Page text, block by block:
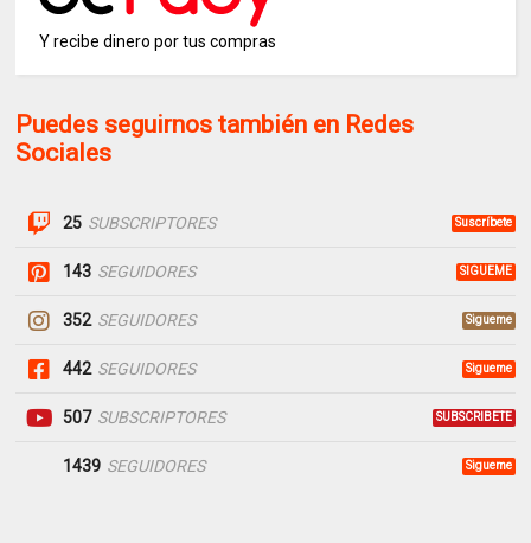
Y recibe dinero por tus compras
Puedes seguirnos también en Redes
Sociales
25 SUBSCRIPTORES Suscríbete
143 SEGUIDORES SIGUEME
352 SEGUIDORES Sigueme
442 SEGUIDORES Sigueme
507 SUBSCRIPTORES SUBSCRIBETE
1439 SEGUIDORES Sigueme